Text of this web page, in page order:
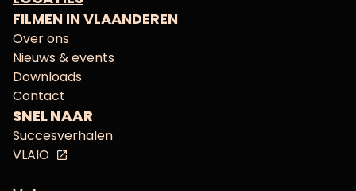
FILMEN IN VLAANDEREN
Over ons
Nieuws & events
Downloads
Contact
SNEL NAAR
Succesverhalen
VLAIO